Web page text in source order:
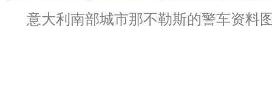
意大利南部城市那不勒斯的警车资料